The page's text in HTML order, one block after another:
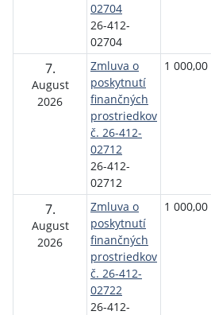
02704
26-412-
02704
7.
August
2026
Zmluva o
poskytnutí
finančných
prostriedkov
č. 26-412-
02712
26-412-
02712
1 000,00
7.
August
2026
Zmluva o
poskytnutí
finančných
prostriedkov
č. 26-412-
02722
26-412-
1 000,00